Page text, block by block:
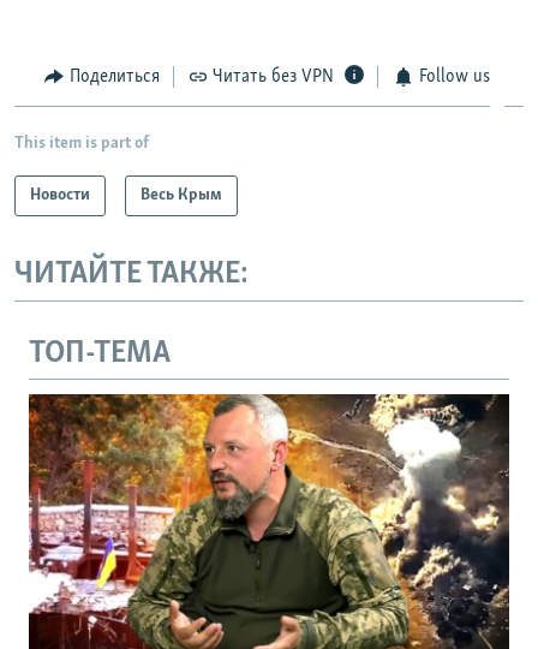
Поделиться Читать без VPN Follow us
This item is part of
Новости Весь Крым
ЧИТАЙТЕ ТАКЖЕ:
ТОП-ТЕМА